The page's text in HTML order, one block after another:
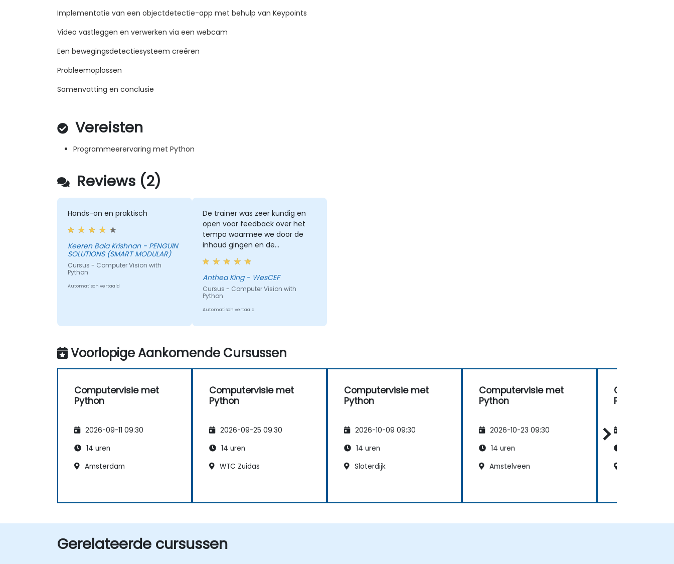
Implementatie van een objectdetectie-app met behulp van Keypoints
Video vastleggen en verwerken via een webcam
Een bewegingsdetectiesysteem creëren
Probleemoplossen
Samenvatting en conclusie
Vereisten
Programmeerervaring met Python
Reviews (2)
Hands-on en praktisch
Keeren Bala Krishnan - PENGUIN
SOLUTIONS (SMART MODULAR)
Cursus - Computer Vision with
Python
Automatisch vertaald
De trainer was zeer kundig en
open voor feedback over het
tempo waarmee we door de
inhoud gingen en de
onderwerpen die we
behandelde. Ik heb veel aan de
training gehad en voel me nu
vertrouwd met
afbeeldingmanipulatie en
enkele technieken voor het
trainingsset voor een
van afbeeldingen.
Anthea King - WesCEF
Cursus - Computer Vision with
Python
Automatisch vertaald
Voorlopige Aankomende Cursussen
Computervisie met
Python
2026-09-11 09:30
14 uren
Amsterdam
Computervisie met
Python
2026-09-25 09:30
14 uren
WTC Zuidas
Computervisie met
Python
2026-10-09 09:30
14 uren
Sloterdijk
Computervisie met
Python
2026-10-23 09:30
14 uren
Amstelveen
Python
Gerelateerde cursussen